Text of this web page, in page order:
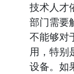
技术人才
部门需要
不能够对
用，特别
设备。如